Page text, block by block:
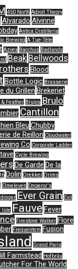
450 North Adroit Theory
Alvarado Alvinne
Antica Distilleria
Brewing A Tue-Tête
Azvex Bacchus Badlands
Beak Bellwoods
Blood
Bottle Logic Brasserie
du Grillen Brekeriet
Feather Brujos Brulo
Cantillon
Bleu Chubby
de Reillon Cloudwater
Co Corporate Ladder
Cycle Brewing
De Garde De la
Dolin Drekker Drims
Elmeleven Emperor's
Ever Grain Evil
Isle Fauve Fever
Firestone Walker Flore
Frequentem Fusion
Grand Paris
Farmstead Hofbräu
For The World